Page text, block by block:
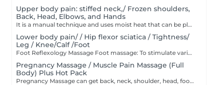
Upper body pain: stiffed neck,/ Frozen shoulders,
Back, Head, Elbows, and Hands
It is a manual technique and uses moist heat that can be placed on areas of tension and pain to relieve symptoms. It is also a device that can help to relax and stimulate blood circulation. It also uses pulling and bending techniques to create a balance in weight bearing. It can also relieve neck pain, shoulder pain, or muscle tension, and reduce tissue adhesions.
Lower body pain/ / Hip flexor sciatica / Tightness/
Leg / Knee/Calf /Foot
Foot Reflexology Massage Foot massage: To stimulate various organs in the body, massage the feet. And the back of the feet, internally and externally, etc.benefits of foot massage help promote health by stimulating blood circulation, lymph, and immune system Helps prevent diseases such as constipation, headache, leg pain, foot pain, etc., and helps detoxify and eliminate waste. Helps to balance the functions of the body It has a positive effect on mental health, which is to reduce stress and induce deep relaxation.
Pregnancy Massage / Muscle Pain Massage (Full
Body) Plus Hot Pack
Pregnancy Massage can get back, neck, shoulder, head, foot massages and almost any other part of their body. This is a relaxing massage that does not focus on acupressure. This is a massage program specifically for pregnant women.